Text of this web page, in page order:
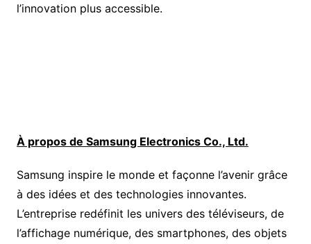
l’innovation plus accessible.
À propos de Samsung Electronics Co., Ltd.
Samsung inspire le monde et façonne l’avenir grâce
à des idées et des technologies innovantes.
L’entreprise redéfinit les univers des téléviseurs, de
l’affichage numérique, des smartphones, des objets